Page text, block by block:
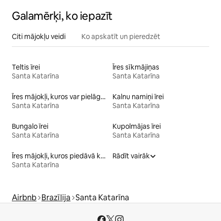
Galamērķi, ko iepazīt
Citi mājokļu veidi Ko apskatīt un pieredzēt
Teltis īrei
Santa Katarīna
Īres sīkmājiņas
Santa Katarīna
Īres mājokļi, kuros var pielāgot gultas augstumu cilvēkiem ar īpašām vajadzībām
Santa Katarīna
Kalnu namiņi īrei
Santa Katarīna
Bungalo īrei
Santa Katarīna
Kupolmājas īrei
Santa Katarīna
Īres mājokļi, kuros piedāvā kajakus
Santa Katarīna
Rādīt vairāk
Airbnb Brazīlija Santa Katarīna